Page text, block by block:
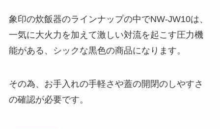
象印の炊飯器のラインナップの中でNW-JW10は、
一気に大火力を加えて激しい対流を起こす圧力機
能がある、シックな黒色の商品になります。
その為、お手入れの手軽さや蓋の開閉のしやすさ
の確認が必要です。